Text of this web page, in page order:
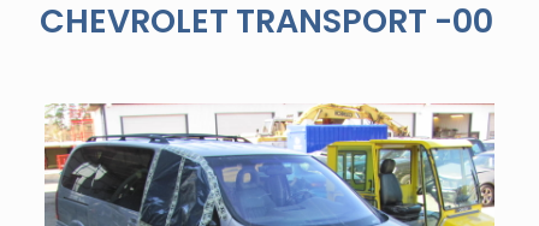
CHEVROLET TRANSPORT -00